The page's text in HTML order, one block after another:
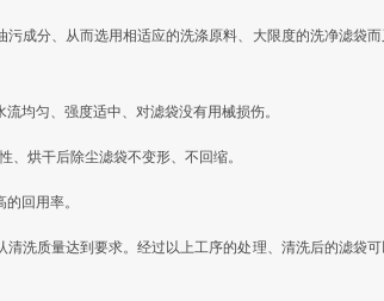
成分、从而选用相适应的洗涤原料、大限度的洗净滤袋
均匀、强度适中、对滤袋没有用械损伤。
烘干后除尘滤袋不变形、不回缩。
回用率。
洗质量达到要求。经过以上工序的处理、清洗后的滤袋